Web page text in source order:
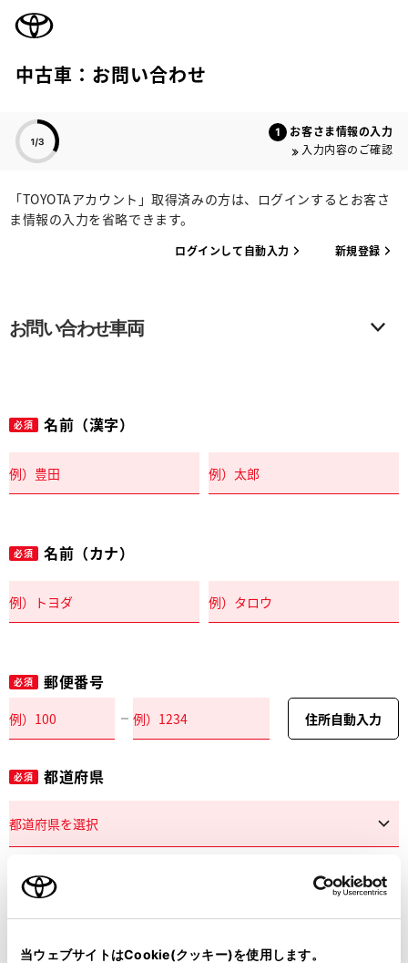
当ウェブサイトはCookie(クッキー)を使用します。
中古車：お問い合わせ
お客さま情報の入力
入力内容のご確認
「TOYOTAアカウント」取得済みの方は、ログインするとお客さ
ま情報の入力を省略できます。
ログインして自動入力 新規登録
お問い合わせ車両
必須 名前（漢字）
必須 名前（カナ）
必須 郵便番号
住所自動入力
必須 都道府県
市区町村名